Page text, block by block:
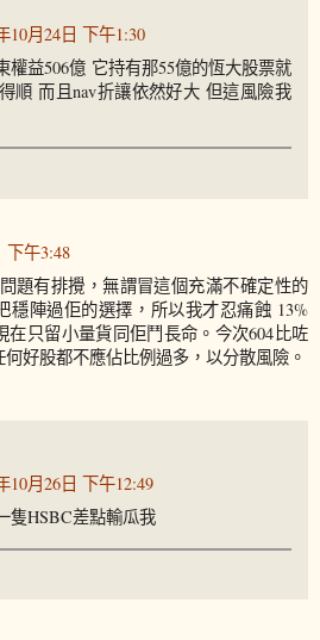
10月24日 下午1:30
權益506億 它持有那55億的恆大股票就
順 而且nav折讓依然好大 但這風險我
下午3:48
題有排攪，無謂冒這個充滿不確定性的
穩陣過佢的選擇，所以我才忍痛蝕 13%
在只留小量貨同佢鬥長命。今次604比咗
好股都不應佔比例過多，以分散風險。
10月26日 下午12:49
隻HSBC差點輸瓜我